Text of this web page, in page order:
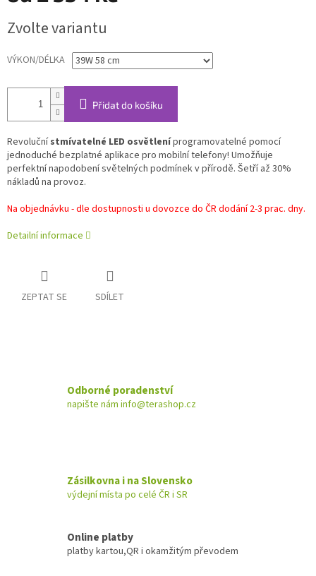
cena:
Zvolte variantu
VÝKON/DÉLKA
Přidat do košíku
Revolučnístmívatelné LED osvětleníprogramovatelné pomocí
jednoduché bezplatné aplikace pro mobilní telefony! Umožňuje
perfektní napodobení světelných podmínek v přírodě. Šetří až 30%
nákladů na provoz.
Na objednávku - dle dostupnosti u dovozce do ČR dodání 2-3 prac. dny.
Detailní informace
ZEPTAT SE SDÍLET
Odborné poradenství
napište nám info@terashop.cz
Zásilkovna i na Slovensko
výdejní místa po celé ČR i SR
Online platby
platby kartou,QR i okamžitým převodem